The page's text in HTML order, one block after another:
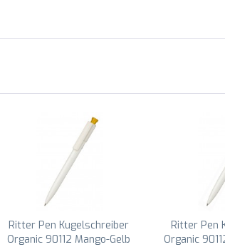
Ritter Pen Kugelschreiber
Organic 90112 Mango-Gelb
Ritter Pen
Organic